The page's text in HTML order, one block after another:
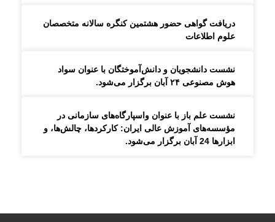
دریافت گواهی حضور هشتمین کنگره سالانه متخصصان
علوم اطلاعات
نشست دانشجویان و دانش‌آموختگان با عنوان سواد
هوش مصنوعی ۲۴ آبان برگزار می‌شود.
نشست علم باز با عنوان واسپارگاه‌های سازمانی در
مؤسسه‌های آموزش عالی ایران: کارکردها، چالش‌ها، و
ابزارها 24 آبان برگزار می‌شود.